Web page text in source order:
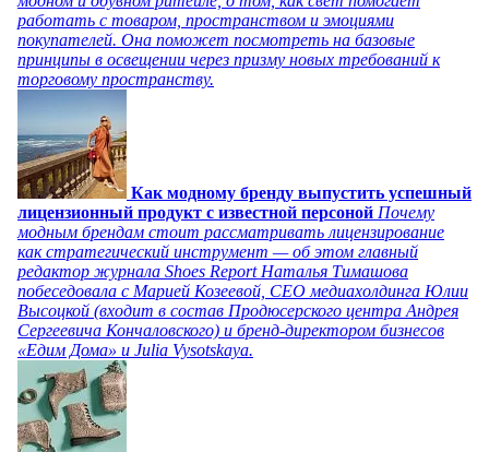
работать с товаром, пространством и эмоциями
покупателей. Она поможет посмотреть на базовые
принципы в освещении через призму новых требований к
торговому пространству.
Как модному бренду выпустить успешный
лицензионный продукт с известной персоной Почему
модным брендам стоит рассматривать лицензирование
как стратегический инструмент — об этом главный
редактор журнала Shoes Report Наталья Тимашова
побеседовала с Марией Козеевой, СЕО медиахолдинга Юлии
Высоцкой (входит в состав Продюсерского центра Андрея
Сергеевича Кончаловского) и бренд-директором бизнесов
«Едим Дома» и Julia Vysotskaya.